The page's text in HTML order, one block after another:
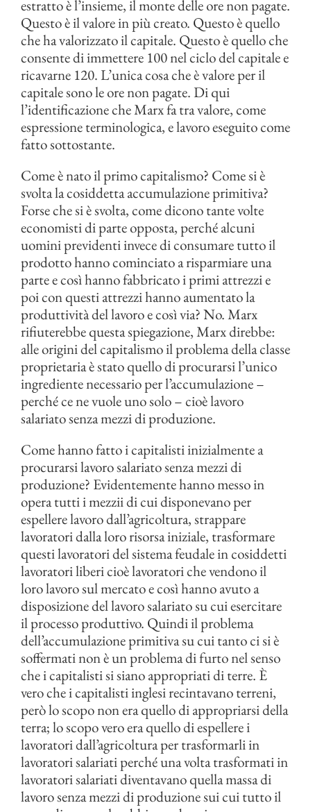
estratto è l’insieme, il monte delle ore non pagate.
Questo è il valore in più creato. Questo è quello
che ha valorizzato il capitale. Questo è quello che
consente di immettere 100 nel ciclo del capitale e
ricavarne 120. L’unica cosa che è valore per il
capitale sono le ore non pagate. Di qui
l’identificazione che Marx fa tra valore, come
espressione terminologica, e lavoro eseguito come
fatto sottostante.
Come è nato il primo capitalismo? Come si è
svolta la cosiddetta accumulazione primitiva?
Forse che si è svolta, come dicono tante volte
economisti di parte opposta, perché alcuni
uomini previdenti invece di consumare tutto il
prodotto hanno cominciato a risparmiare una
parte e così hanno fabbricato i primi attrezzi e
poi con questi attrezzi hanno aumentato la
produttività del lavoro e così via? No. Marx
rifiuterebbe questa spiegazione, Marx direbbe:
alle origini del capitalismo il problema della classe
proprietaria è stato quello di procurarsi l’unico
ingrediente necessario per l’accumulazione –
perché ce ne vuole uno solo – cioè lavoro
salariato senza mezzi di produzione.
Come hanno fatto i capitalisti inizialmente a
procurarsi lavoro salariato senza mezzi di
produzione? Evidentemente hanno messo in
opera tutti i mezzii di cui disponevano per
espellere lavoro dall’agricoltura, strappare
lavoratori dalla loro risorsa iniziale, trasformare
questi lavoratori del sistema feudale in cosiddetti
lavoratori liberi cioè lavoratori che vendono il
loro lavoro sul mercato e così hanno avuto a
disposizione del lavoro salariato su cui esercitare
il processo produttivo. Quindi il problema
dell’accumulazione primitiva su cui tanto ci si è
soffermati non è un problema di furto nel senso
che i capitalisti si siano appropriati di terre. È
vero che i capitalisti inglesi recintavano terreni,
però lo scopo non era quello di appropriarsi della
terra; lo scopo vero era quello di espellere i
lavoratori dall’agricoltura per trasformarli in
lavoratori salariati perché una volta trasformati in
lavoratori salariati diventavano quella massa di
lavoro senza mezzi di produzione sui cui tutto il